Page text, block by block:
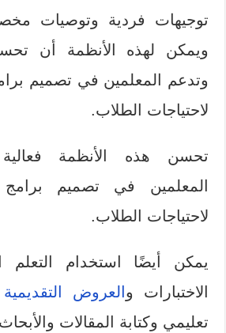
توجيهات فردية وتوصيات
ويمكن لهذه الأنظمة أن
وتدعم المعلمين في تصميم
لاحتياجات الطلاب.
تحسن هذه الأنظمة
المعلمين في تصميم برامج
لاحتياجات الطلاب.
يمكن أيضًا استخدام التعلم
الاختبارات و العروض التقديمية
تعليمي وكتابة المقالات